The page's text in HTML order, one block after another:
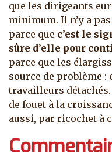
que les dirigeants
minimum. Il n’y a pas
parce que c’est le
sûre d’elle pour
parce que les
source de problème :
travailleurs
de fouet à la
aussi, par ricochet à